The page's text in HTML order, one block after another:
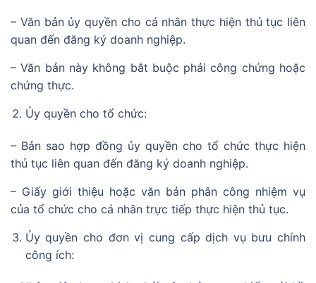
– Văn bản ủy quyền cho cá nhân thực hiện thủ tục liên
quan đến đăng ký doanh nghiệp.
– Văn bản này không bắt buộc phải công chứng hoặc
chứng thực.
Ủy quyền cho tổ chức:
– Bản sao hợp đồng ủy quyền cho tổ chức thực hiện
thủ tục liên quan đến đăng ký doanh nghiệp.
– Giấy giới thiệu hoặc văn bản phân công nhiệm vụ
của tổ chức cho cá nhân trực tiếp thực hiện thủ tục.
Ủy quyền cho đơn vị cung cấp dịch vụ bưu chính
công ích: